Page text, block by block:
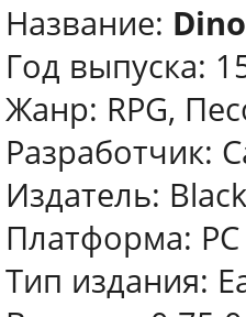
Название:
Год выпуска:
Жанр: RPG,
Разработчик:
Издатель:
Платформа: PC
Тип издания: